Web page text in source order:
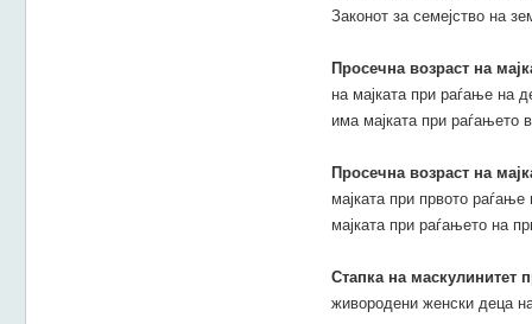
Законот за семејство на
Просечна возраст на
на мајката при раѓање на
има мајката при раѓањето
Просечна возраст на
мајката при првото
мајката при раѓањето на
Стапка на маскулинитет
живородени женски деца